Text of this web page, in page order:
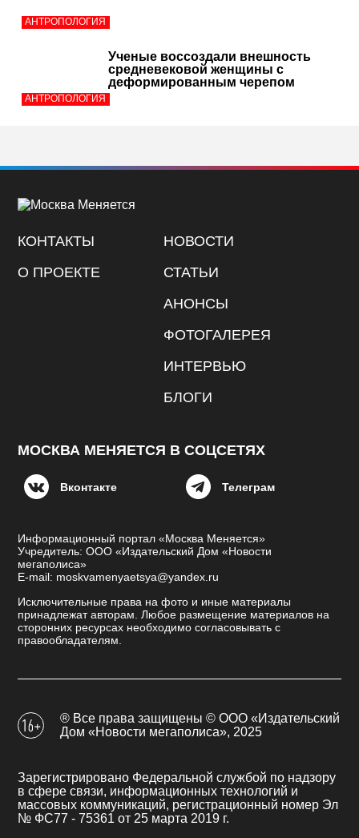
АНТРОПОЛОГИЯ
АНТРОПОЛОГИЯ
Ученые воссоздали внешность
средневековой женщины с
деформированным черепом
КОНТАКТЫ
О ПРОЕКТЕ
НОВОСТИ
СТАТЬИ
АНОНСЫ
ФОТОГАЛЕРЕЯ
ИНТЕРВЬЮ
БЛОГИ
МОСКВА МЕНЯЕТСЯ В СОЦСЕТЯХ
Вконтакте Телеграм
Информационный портал «Москва Меняется»
Учредитель: ООО «Издательский Дом «Новости
мегаполиса»
E-mail: moskvamenyaetsya@yandex.ru
Исключительные права на фото и иные материалы
принадлежат авторам. Любое размещение материалов на
сторонних ресурсах необходимо согласовывать с
правообладателям.
® Все права защищены © ООО «Издательский
Дом «Новости мегаполиса», 2025
Зарегистрировано Федеральной службой по надзору
в сфере связи, информационных технологий и
массовых коммуникаций, регистрационный номер Эл
№ ФС77 - 75361 от 25 марта 2019 г.